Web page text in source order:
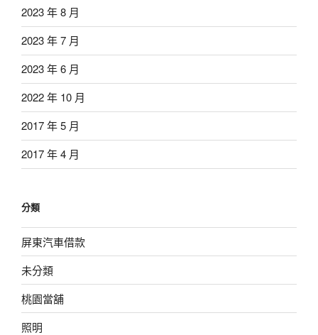
2023 年 8 月
2023 年 7 月
2023 年 6 月
2022 年 10 月
2017 年 5 月
2017 年 4 月
分類
屏東汽車借款
未分類
桃園當舖
照明